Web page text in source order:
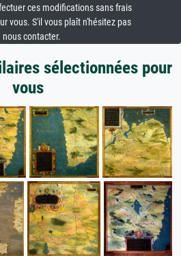
ces modifications sans frais
vous. S'il vous plaît n'hésitez pas
nous contacter.
sélectionnées pour
vous